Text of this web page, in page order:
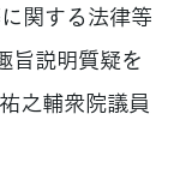
関する法律等
旨説明質疑を
之輔衆院議員